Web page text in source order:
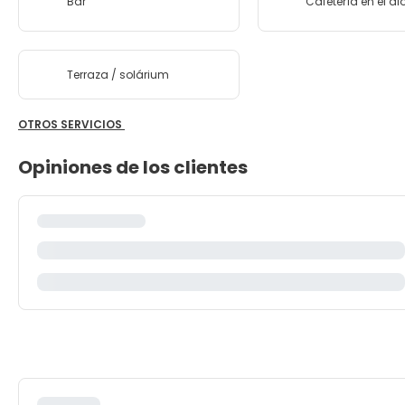
Terraza / solárium
OTROS SERVICIOS
Opiniones de los clientes